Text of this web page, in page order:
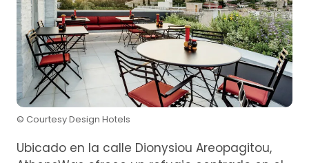
© Courtesy Design Hotels
Ubicado en la calle Dionysiou Areopagitou,